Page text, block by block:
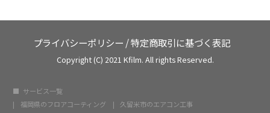
プライバシーポリシー /特定商取引に基づく表記
Copyright (C) 2021 Kfilm. All rights Reserved.
サービス一覧
福岡県のフロアコーティング
久留米市のエアコン工事